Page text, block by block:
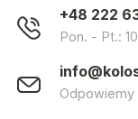
+48 222
Pon. - Pt.:
Odpowiemy